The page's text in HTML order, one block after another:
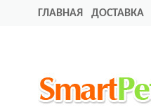
ГЛАВНАЯ ДОСТАВКА